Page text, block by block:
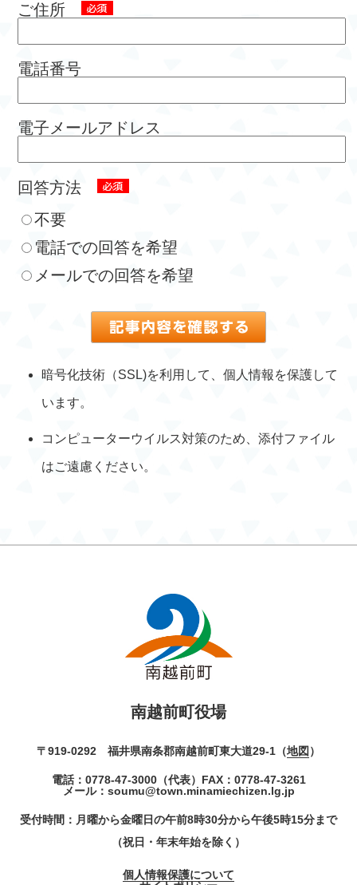
ご住所
電話番号
電子メールアドレス
回答方法
不要
電話での回答を希望
メールでの回答を希望
暗号化技術（SSL)を利用して、個人情報を保護して
います。
コンピューターウイルス対策のため、添付ファイル
はご遠慮ください。
南越前町役場
〒919-0292 福井県南条郡南越前町東大道29-1（地図 ）
電話： 0778-47-3000（代表） FAX：0778-47-3261
メール： soumu@town.minamiechizen.lg.jp
受付時間：月曜から金曜日の午前8時30分から午後5時15分まで
（祝日・年末年始を除く）
個人情報保護について